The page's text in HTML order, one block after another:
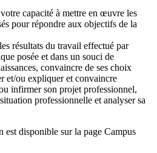
capacité à mettre en œuvre les
pour répondre aux objectifs de la
résultats du travail effectué par
posée et dans un souci de
convaincre de ses choix
et/ou expliquer et convaincre
infirmer son projet professionnel,
professionnelle et analyser sa
disponible sur la page Campus